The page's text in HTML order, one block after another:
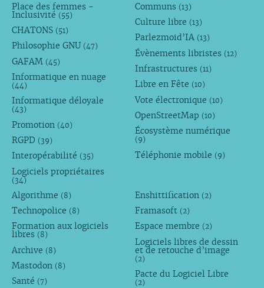
Place des femmes -
Inclusivité (55)
CHATONS (51)
Philosophie GNU (47)
GAFAM (45)
Informatique en nuage
(44)
Informatique déloyale
(43)
Promotion (40)
RGPD (39)
Interopérabilité (35)
Logiciels propriétaires
(34)
Communs (13)
Culture libre (13)
Parlezmoid’IA (13)
Évènements libristes (12)
Infrastructures (11)
Libre en Fête (10)
Vote électronique (10)
OpenStreetMap (10)
Écosystème numérique
(9)
Téléphonie mobile (9)
Algorithme (8)
Technopolice (8)
Formation aux logiciels
libres (8)
Archive (8)
Mastodon (8)
Santé (7)
Enshittification (2)
Framasoft (2)
Espace membre (2)
Logiciels libres de dessin
et de retouche d’image
(2)
Pacte du Logiciel Libre
(2)